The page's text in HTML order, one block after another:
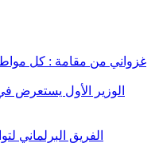
غزواني من مقامة : كل
الوزير الأول يستعرض
الفريق البرلماني